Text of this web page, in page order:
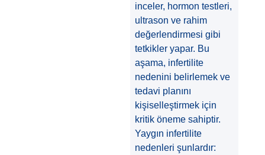
inceler, hormon testleri,
ultrason ve rahim
değerlendirmesi gibi
tetkikler yapar. Bu
aşama, infertilite
nedenini belirlemek ve
tedavi planını
kişiselleştirmek için
kritik öneme sahiptir.
Yaygın infertilite
nedenleri şunlardır: